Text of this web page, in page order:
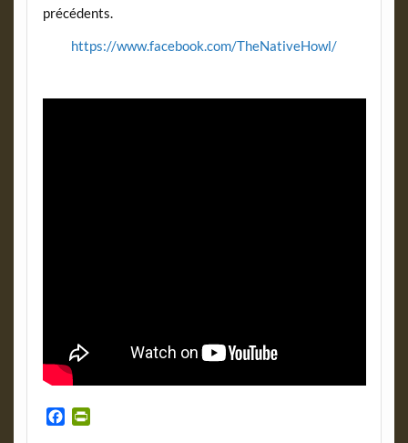
précédents.
https://www.facebook.com/TheNativeHowl/